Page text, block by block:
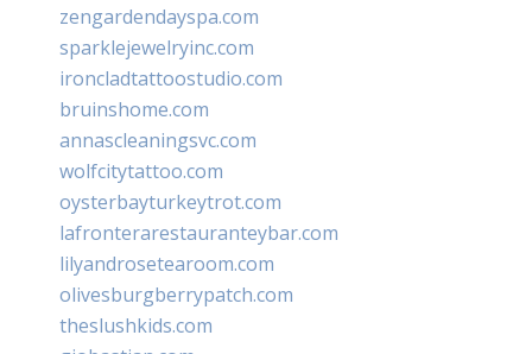
zengardendayspa.com
sparklejewelryinc.com
ironcladtattoostudio.com
bruinshome.com
annascleaningsvc.com
wolfcitytattoo.com
oysterbayturkeytrot.com
lafronterarestauranteybar.com
lilyandrosetearoom.com
olivesburgberrypatch.com
theslushkids.com